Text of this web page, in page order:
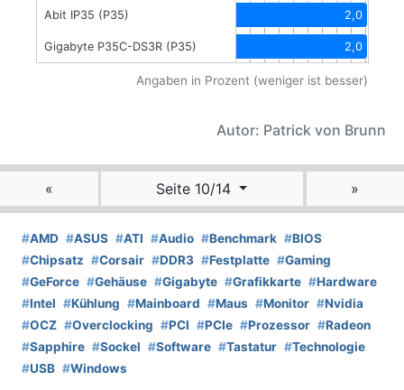
Abit IP35 (P35) 2,0
Gigabyte P35C-DS3R (P35) 2,0
Angaben in Prozent (weniger ist besser)
Autor: Patrick von Brunn
« Seite 10/14 »
#AMD #ASUS #ATI #Audio #Benchmark #BIOS
#Chipsatz #Corsair #DDR3 #Festplatte #Gaming
#GeForce #Gehäuse #Gigabyte #Grafikkarte #Hardware
#Intel #Kühlung #Mainboard #Maus #Monitor #Nvidia
#OCZ #Overclocking #PCI #PCIe #Prozessor #Radeon
#Sapphire #Sockel #Software #Tastatur #Technologie
#USB #Windows